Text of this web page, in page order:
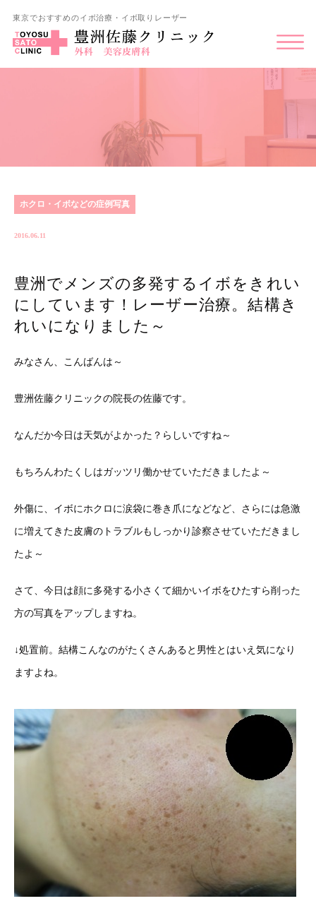
東京でおすすめのイボ治療・イボ取りレーザー
ホクロ・イボなどの症例写真
2016.06.11
豊洲でメンズの多発するイボをきれい
にしています！レーザー治療。結構き
れいになりました～
みなさん、こんばんは～
豊洲佐藤クリニックの院長の佐藤です。
なんだか今日は天気がよかった？らしいですね～
もちろんわたくしはガッツリ働かせていただきましたよ～
外傷に、イボにホクロに涙袋に巻き爪になどなど、さらには急激
に増えてきた皮膚のトラブルもしっかり診察させていただきまし
たよ～
さて、今日は顔に多発する小さくて細かいイボをひたすら削った
方の写真をアップしますね。
↓処置前。結構こんなのがたくさんあると男性とはいえ気になり
ますよね。